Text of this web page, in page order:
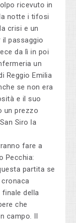
ricevuto in
notte i tifosi
crisi e un
passaggio
da lì in poi
un
Reggio Emilia
se non era
e il suo
un prezzo
Siro la
fare a
Pecchia:
partita se
cronaca
della
che
campo. Il